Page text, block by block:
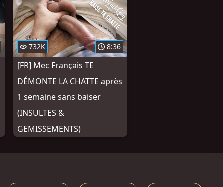
732K 8:36
[FR] Mec Français TE
DÉMONTE LA CHATTE après
1 semaine sans baiser
(INSULTES &
GEMISSEMENTS)